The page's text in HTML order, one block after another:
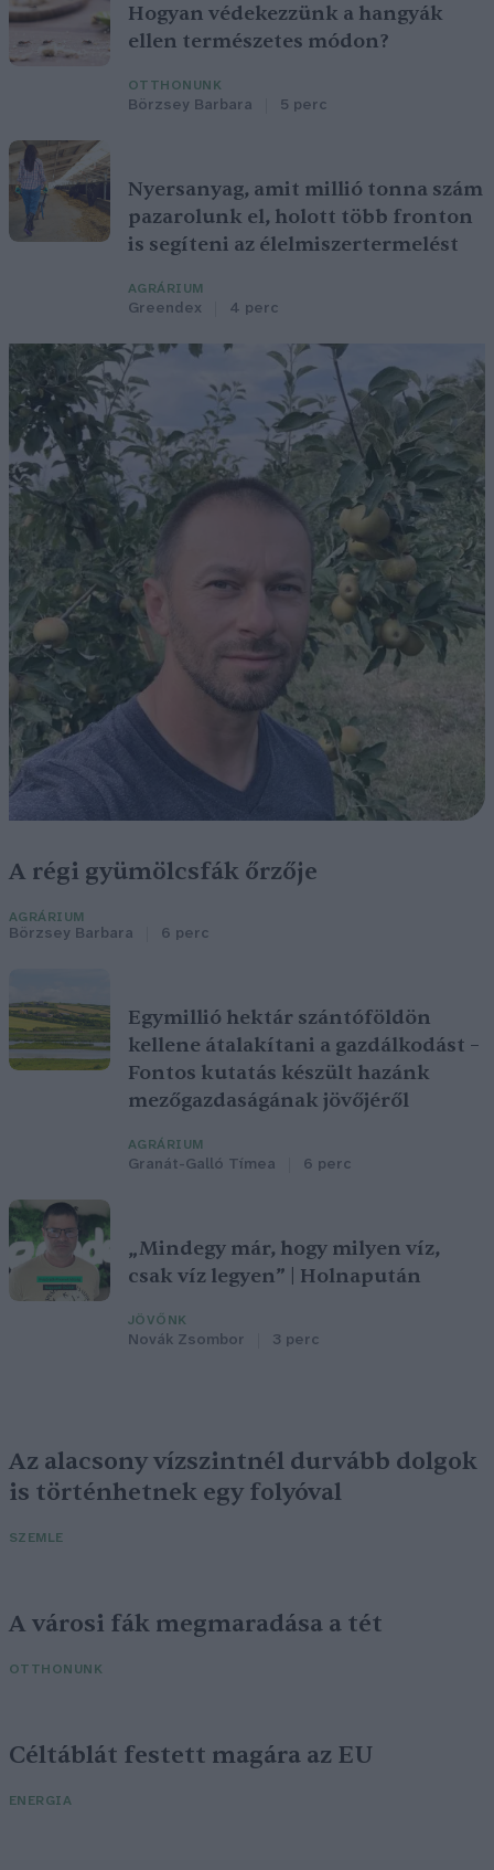
Hogyan védekezzünk a hangyák
ellen természetes módon?
OTTHONUNK
Börzsey Barbara 5 perc
Nyersanyag, amit millió tonna szám
pazarolunk el, holott több fronton
is segíteni az élelmiszertermelést
AGRÁRIUM
Greendex 4 perc
A régi gyümölcsfák őrzője
AGRÁRIUM
Börzsey Barbara 6 perc
Egymillió hektár szántóföldön
kellene átalakítani a gazdálkodást –
Fontos kutatás készült hazánk
mezőgazdaságának jövőjéről
AGRÁRIUM
Granát-Galló Tímea 6 perc
„Mindegy már, hogy milyen víz,
csak víz legyen” | Holnapután
JÖVŐNK
Novák Zsombor 3 perc
Az alacsony vízszintnél durvább dolgok
is történhetnek egy folyóval
SZEMLE
A városi fák megmaradása a tét
OTTHONUNK
Céltáblát festett magára az EU
ENERGIA